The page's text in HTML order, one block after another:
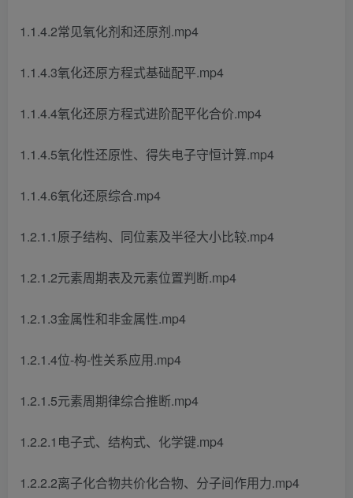
1.1.4.2常见氧化剂和还原剂.mp4
1.1.4.3氧化还原方程式基础配平.mp4
1.1.4.4氧化还原方程式进阶配平化合价.mp4
1.1.4.5氧化性还原性、得失电子守恒计算.mp4
1.1.4.6氧化还原综合.mp4
1.2.1.1原子结构、同位素及半径大小比较.mp4
1.2.1.2元素周期表及元素位置判断.mp4
1.2.1.3金属性和非金属性.mp4
1.2.1.4位-构-性关系应用.mp4
1.2.1.5元素周期律综合推断.mp4
1.2.2.1电子式、结构式、化学键.mp4
1.2.2.2离子化合物共价化合物、分子间作用力.mp4